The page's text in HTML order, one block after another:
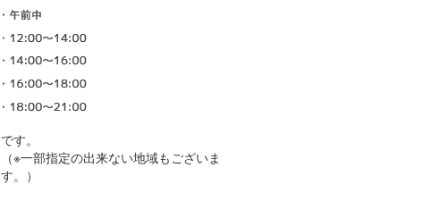
です。
（※一部指定の出来ない地域もございま
す。）